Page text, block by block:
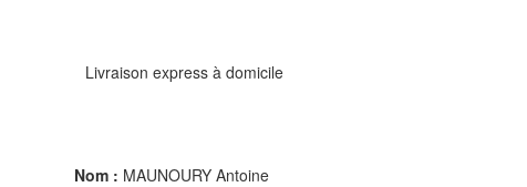
Livraison express à domicile
Nom : MAUNOURY Antoine